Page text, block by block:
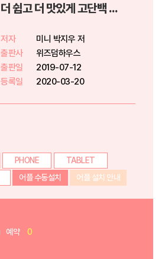
더 쉽고 더 맛있게 고단백 저탄수화물 다이어트 레시피
저자
미니 박지우 저
출판사
위즈덤하우스
출판일
2019-07-12
등록일
2020-03-20
PHONE
TABLET
어플 수동설치 어플 설치 안내
예약 0